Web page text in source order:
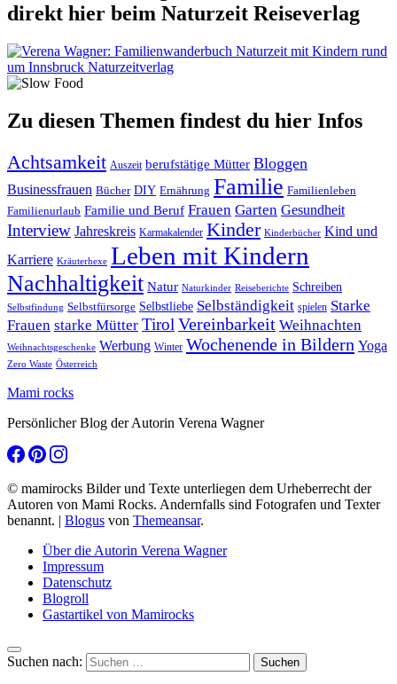
direkt hier beim Naturzeit Reiseverlag
Zu diesen Themen findest du hier Infos
Achtsamkeit Auszeit berufstätige Mütter Bloggen
Businessfrauen Bücher DIY Ernährung Familie Familienleben
Familienurlaub Familie und Beruf Frauen Garten Gesundheit
Interview Jahreskreis Karmakalender Kinder Kinderbücher Kind und
Karriere Kräuterhexe Leben mit Kindern
Nachhaltigkeit Natur Naturkinder Reiseberichte Schreiben
Selbstfindung Selbstfürsorge Selbstliebe Selbständigkeit spielen Starke
Frauen starke Mütter Tirol Vereinbarkeit Weihnachten
Weihnachtsgeschenke Werbung Winter Wochenende in Bildern Yoga
Zero Waste Österreich
Mami rocks
Persönlicher Blog der Autorin Verena Wagner
© mamirocks Bilder und Texte unterliegen dem Urheberrecht der
Autoren von Mami Rocks. Andernfalls sind Fotografen und Texter
benannt. | Blogus von Themeansar.
Über die Autorin Verena Wagner
Impressum
Datenschutz
Blogroll
Gastartikel von Mamirocks
Suchen nach: